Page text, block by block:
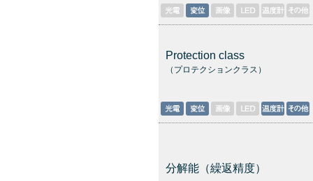
Protection class
（プロテクションクラス）
分解能（繰返精度）